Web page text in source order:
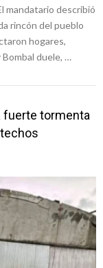
mandatario describió
rincón del pueblo
hogares,
duele, …
fuerte tormenta